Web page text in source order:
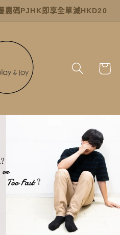
惠碼PJHK即享全單減HKD20
物